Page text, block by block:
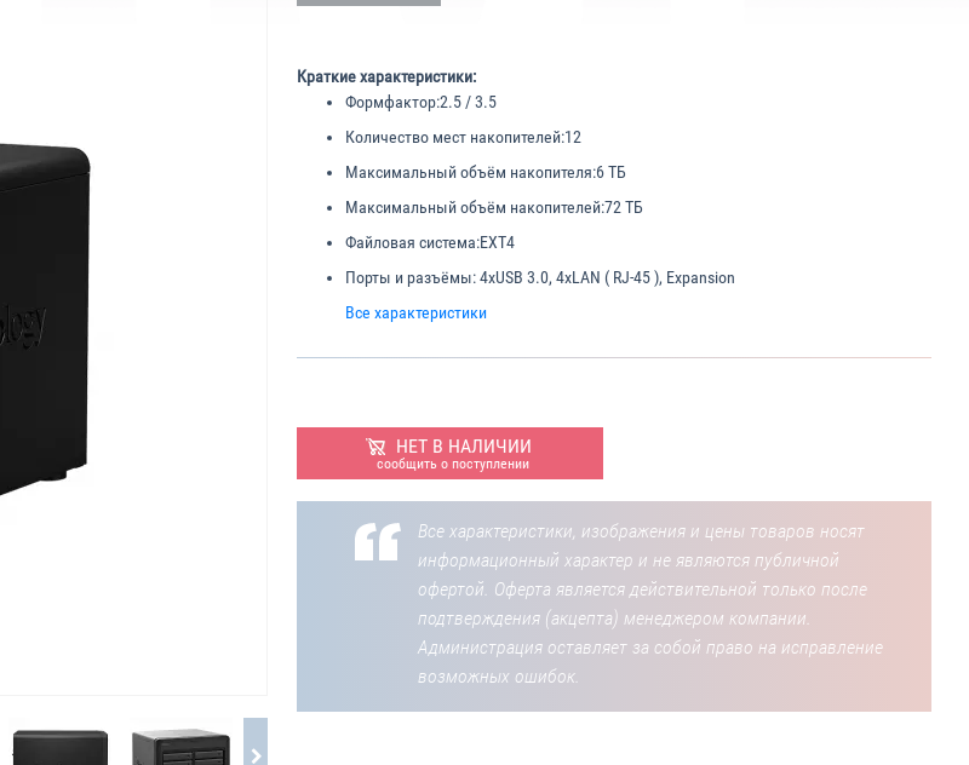
Краткие характеристики:
Формфактор:2.5 / 3.5
Количество мест накопителей:12
Максимальный объём накопителя:6 ТБ
Максимальный объём накопителей:72 ТБ
Файловая система:EXT4
Порты и разъёмы:4xUSB 3.0, 4xLAN ( RJ-45 ), Expansion
Все характеристики
НЕТ В НАЛИЧИИ
сообщить о поступлении
Все характеристики, изображения и цены товаров носят
информационный характер и не являются публичной
офертой. Оферта является действительной только после
подтверждения (акцепта) менеджером компании.
Администрация оставляет за собой право на исправление
возможных ошибок.